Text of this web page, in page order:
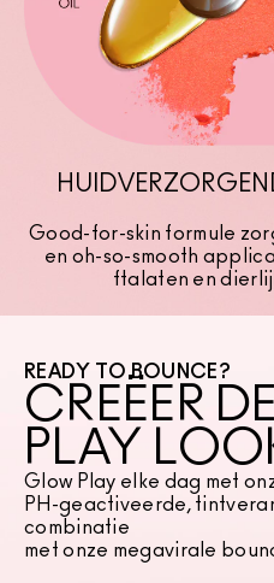
Good-for-skin formule
en oh-so-smooth
ftalaten en
READY TO BOUNCE?
CREËER
PLAY
Glow Play elke dag met
PH-geactiveerde,
combinatie
met onze megavirale